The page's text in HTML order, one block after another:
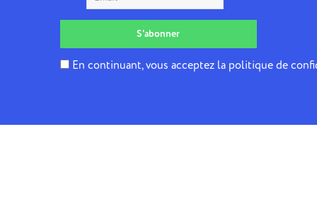
En continuant, vous acceptez la politique de